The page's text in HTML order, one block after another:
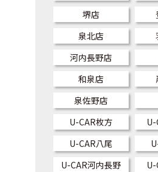
堺店
泉北店
河内長野店
和泉店
泉佐野店
U-CAR枚方
U-
U-CAR八尾
U-CAR河内長野
U-